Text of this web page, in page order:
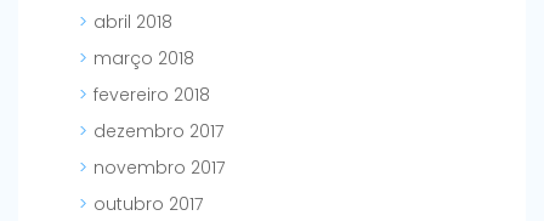
abril 2018
março 2018
fevereiro 2018
dezembro 2017
novembro 2017
outubro 2017